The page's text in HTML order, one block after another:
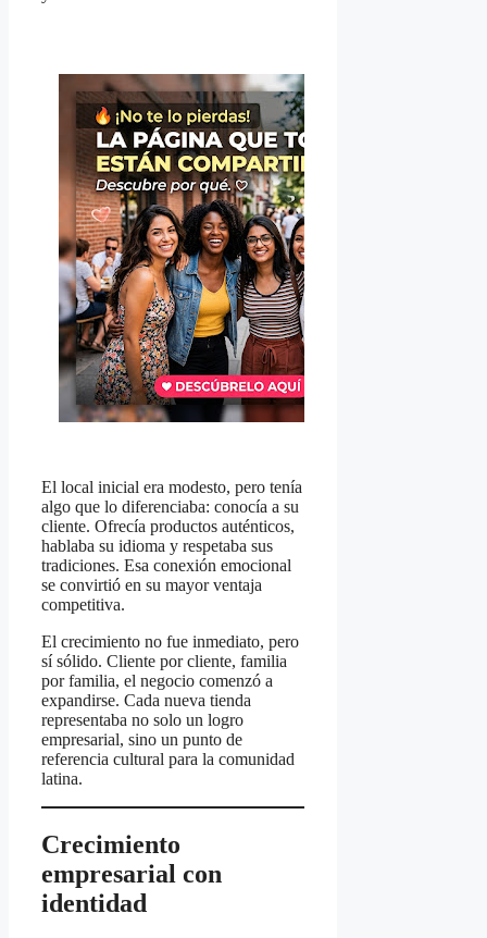
El local inicial era modesto, pero tenía
algo que lo diferenciaba: conocía a su
cliente. Ofrecía productos auténticos,
hablaba su idioma y respetaba sus
tradiciones. Esa conexión emocional
se convirtió en su mayor ventaja
competitiva.
El crecimiento no fue inmediato, pero
sí sólido. Cliente por cliente, familia
por familia, el negocio comenzó a
expandirse. Cada nueva tienda
representaba no solo un logro
empresarial, sino un punto de
referencia cultural para la comunidad
latina.
Crecimiento
empresarial con
identidad